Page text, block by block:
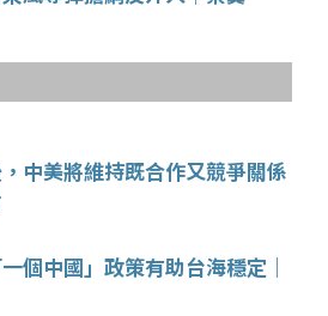
中美將維持既合作又競爭關係
個中國」政策有助台海穩定｜